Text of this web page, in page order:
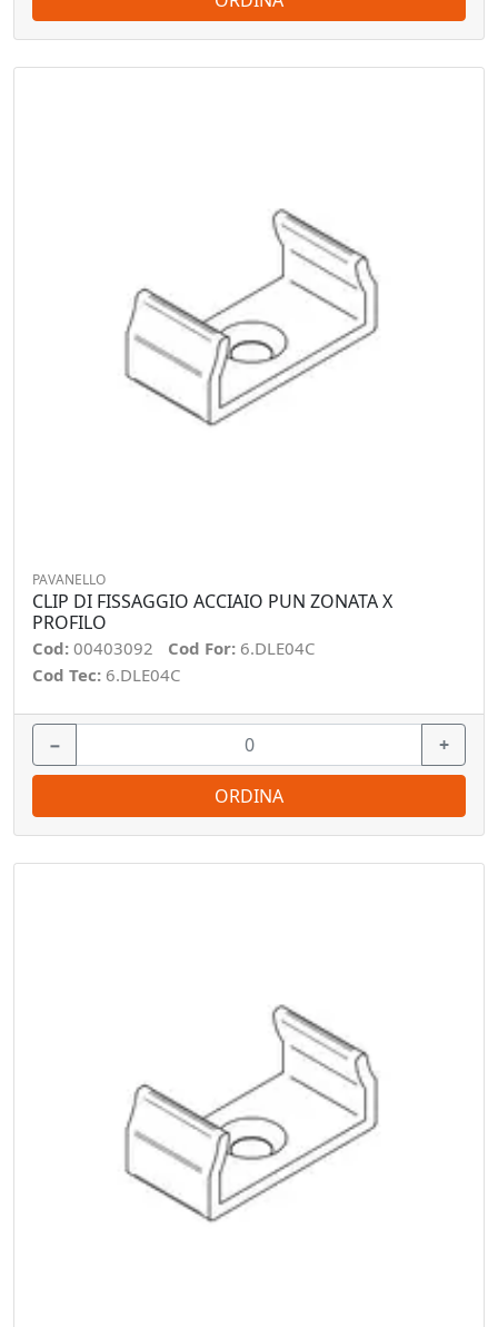
PAVANELLO
CLIP DI FISSAGGIO ACCIAIO PUN ZONATA X
PROFILO
Cod: 00403092 Cod For: 6.DLE04C
Cod Tec: 6.DLE04C
− +
ORDINA